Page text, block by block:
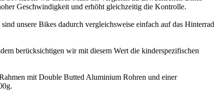
Geschwindigkeit und erhöht gleichzeitig die Kontrolle.
unsere Bikes dadurch vergleichsweise einfach auf das Hinterrad
berücksichtigen wir mit diesem Wert die kinderspezifischen
mit Double Butted Aluminium Rohren und einer